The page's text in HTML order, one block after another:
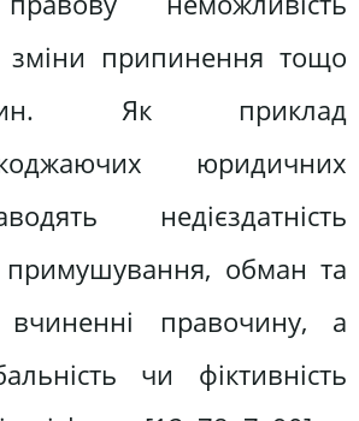
зміни припинення тощо
Як приклад
юридичних
недієздатність
примушування, обман та
правочину, а
чи фіктивність